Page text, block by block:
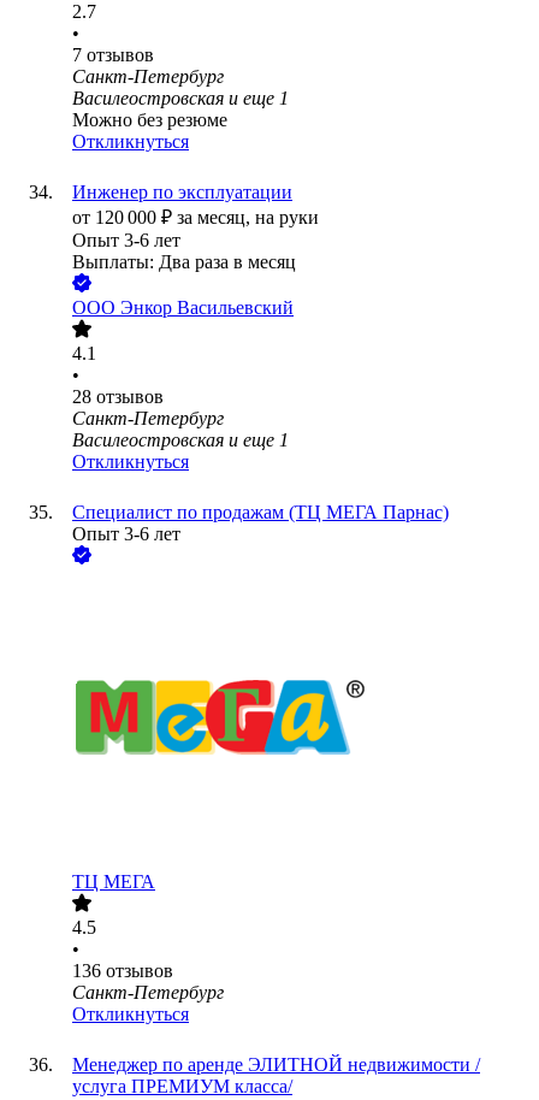
2.7
•
7 отзывов
Санкт-Петербург
Василеостровская и еще 1
Можно без резюме
Откликнуться
Инженер по эксплуатации
от 120 000 ₽ за месяц, на руки
Опыт 3-6 лет
Выплаты: Два раза в месяц
ООО Энкор Васильевский
4.1
•
28 отзывов
Санкт-Петербург
Василеостровская и еще 1
Откликнуться
Специалист по продажам (ТЦ МЕГА Парнас)
Опыт 3-6 лет
ТЦ МЕГА
4.5
•
136 отзывов
Санкт-Петербург
Откликнуться
Менеджер по аренде ЭЛИТНОЙ недвижимости /
услуга ПРЕМИУМ класса/